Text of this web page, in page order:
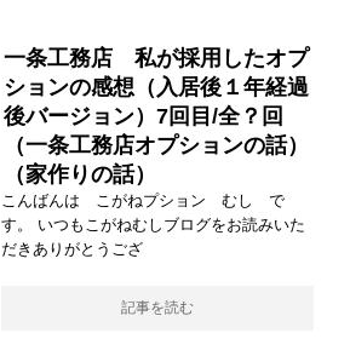
一条工務店 私が採用したオプ
ションの感想（入居後１年経過
後バージョン）7回目/全？回
（一条工務店オプションの話）
（家作りの話）
こんばんは こがねプション むし で
す。 いつもこがねむしブログをお読みいた
だきありがとうござ
記事を読む